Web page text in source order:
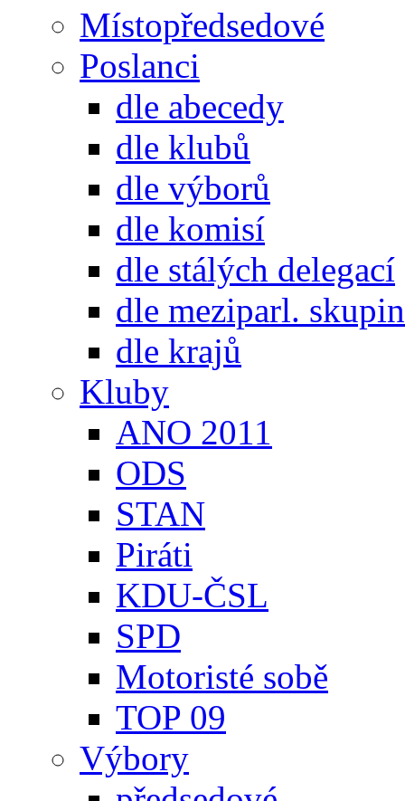
Místopředsedové
Poslanci
dle abecedy
dle klubů
dle výborů
dle komisí
dle stálých delegací
dle meziparl. skupin
dle krajů
Kluby
ANO 2011
ODS
STAN
Piráti
KDU-ČSL
SPD
Motoristé sobě
TOP 09
Výbory